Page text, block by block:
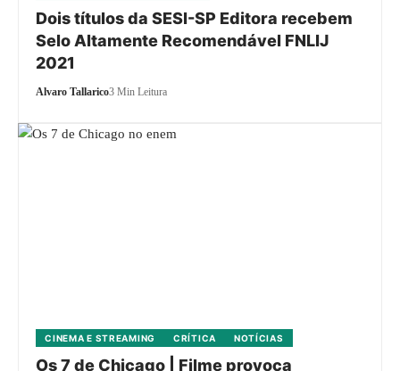
Dois títulos da SESI-SP Editora recebem
Selo Altamente Recomendável FNLIJ
2021
Alvaro Tallarico3 Min Leitura
CINEMA E STREAMING CRÍTICA NOTÍCIAS
Os 7 de Chicago | Filme provoca